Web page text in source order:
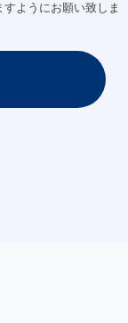
ようにお願い致しま